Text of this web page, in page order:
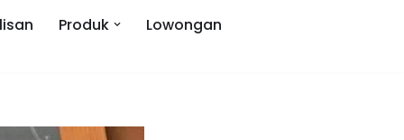
Produk Lowongan